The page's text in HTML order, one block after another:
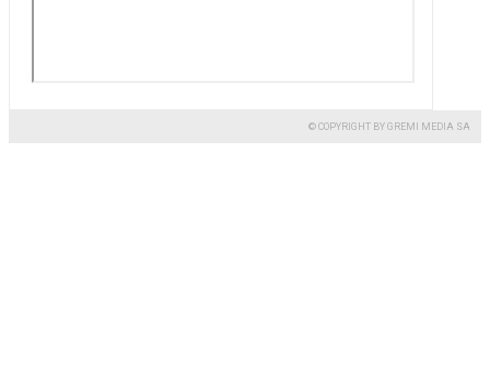
© COPYRIGHT BY GREMI MEDIA SA